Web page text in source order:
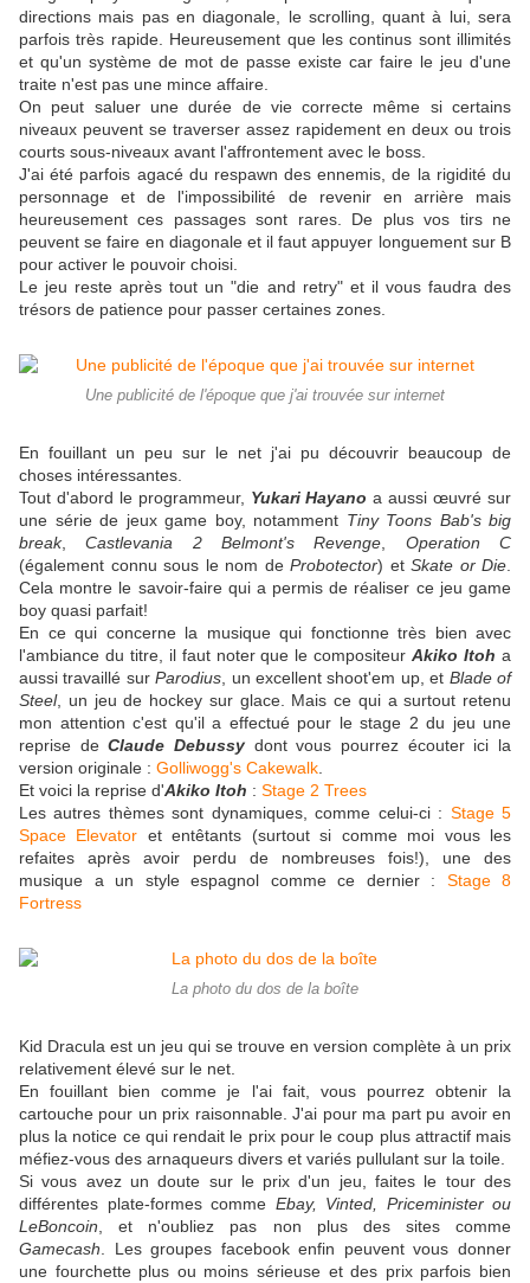
directions mais pas en diagonale, le scrolling, quant à lui, sera
parfois très rapide. Heureusement que les continus sont illimités
et qu'un système de mot de passe existe car faire le jeu d'une
traite n'est pas une mince affaire.
On peut saluer une durée de vie correcte même si certains
niveaux peuvent se traverser assez rapidement en deux ou trois
courts sous-niveaux avant l'affrontement avec le boss.
J'ai été parfois agacé du respawn des ennemis, de la rigidité du
personnage et de l'impossibilité de revenir en arrière mais
heureusement ces passages sont rares. De plus vos tirs ne
peuvent se faire en diagonale et il faut appuyer longuement sur B
pour activer le pouvoir choisi.
Le jeu reste après tout un "die and retry" et il vous faudra des
trésors de patience pour passer certaines zones.
Une publicité de l'époque que j'ai trouvée sur internet
En fouillant un peu sur le net j'ai pu découvrir beaucoup de
choses intéressantes.
Tout d'abord le programmeur, Yukari Hayanoa aussi œuvré sur
une série de jeux game boy, notamment Tiny Toons Bab's big
break,Castlevania 2 Belmont's Revenge
Operation C
(également connu sous le nom de Probotector) et Skate or Die
Cela montre le savoir-faire qui a permis de réaliser ce jeu game
boy quasi parfait!
En ce qui concerne la musique qui fonctionne très bien avec
l'ambiance du titre, il faut noter que le compositeurAkiko Itoha
aussi travaillé surParodius , un excellent shoot'em up, et Blade of
Steel, un jeu de hockey sur glace. Mais ce qui a surtout retenu
mon attention c'est qu'il a effectué pour le stage 2 du jeu une
reprise deClaude Debussy dont vous pourrez écouter ici la
version originale : Golliwogg's Cakewalk
Et voici la reprise d'Akiko Itoh : Stage 2 Trees
Les autres thèmes sont dynamiques, comme celui-ci : Stage 5
Space Elevator et entêtants (surtout si comme moi vous les
refaites après avoir perdu de nombreuses fois!), une des
musique a un style espagnol comme ce dernier : Stage 8
Fortress
La photo du dos de la boîte
Kid Dracula est un jeu qui se trouve en version complète à un prix
relativement élevé sur le net.
En fouillant bien comme je l'ai fait, vous pourrez obtenir la
cartouche pour un prix raisonnable. J'ai pour ma part pu avoir en
plus la notice ce qui rendait le prix pour le coup plus attractif mais
méfiez-vous des arnaqueurs divers et variés pullulant sur la toile.
Si vous avez un doute sur le prix d'un jeu, faites le tour des
différentes plate-formes comme Ebay, Vinted, Priceminister ou
LeBoncoin , et n'oubliez pas non plus des sites comme
Gamecash . Les groupes facebook enfin peuvent vous donner
une fourchette plus ou moins sérieuse et des prix parfois bien